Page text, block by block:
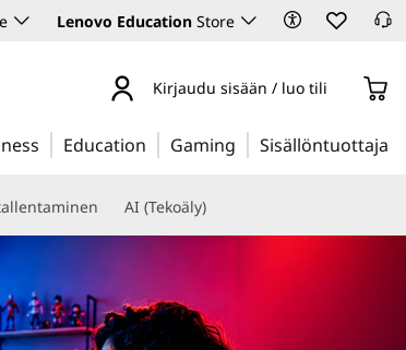
Lenovo Education Store
Kirjaudu sisään / luo tili
Education Gaming Sisällöntuottaja
AI (Tekoäly)